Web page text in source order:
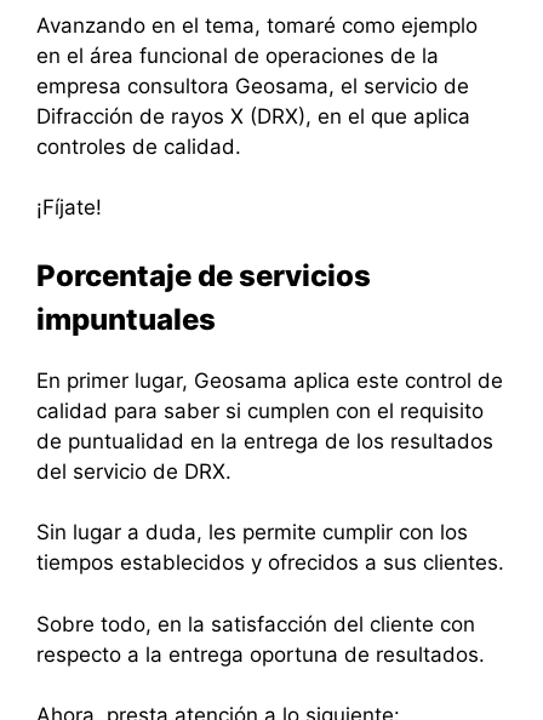
Avanzando en el tema, tomaré como ejemplo
en el área funcional de operaciones de la
empresa consultora Geosama, el servicio de
Difracción de rayos X (DRX), en el que aplica
controles de calidad.
¡Fíjate!
Porcentaje de servicios
impuntuales
En primer lugar, Geosama aplica este control de
calidad para saber si cumplen con el requisito
de puntualidad en la entrega de los resultados
del servicio de DRX.
Sin lugar a duda, les permite cumplir con los
tiempos establecidos y ofrecidos a sus clientes.
Sobre todo, en la satisfacción del cliente con
respecto a la entrega oportuna de resultados.